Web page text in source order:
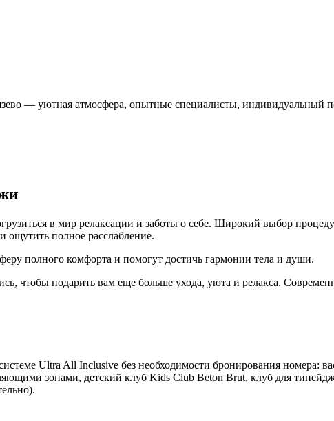
— уютная атмосфера, опытные специалисты, индивидуальный
в мир релаксации и заботы о себе. Широкий выбор
ощутить полное расслабление.
полного комфорта и помогут достичь гармонии тела и души.
чтобы подарить вам еще больше ухода, уюта и релакса.
Ultra All Inclusive без необходимости бронирования номера:
зонами, детский клуб Kids Club Beton Brut, клуб для